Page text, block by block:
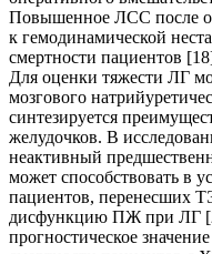
Повышенное ЛСС после
к гемодинамической
смертности пациентов
Для оценки тяжести ЛГ
мозгового
синтезируется
желудочков. В
неактивный
может способствовать в
пациентов, перенесших
дисфункцию ПЖ при ЛГ
прогностическое